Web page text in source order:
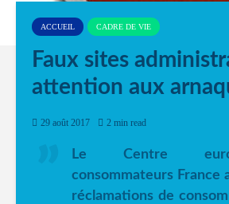
ACCUEIL CADRE DE VIE
Faux sites
attention aux
29 août 2017 2 min read
Le Centre
consommateurs France
réclamations de